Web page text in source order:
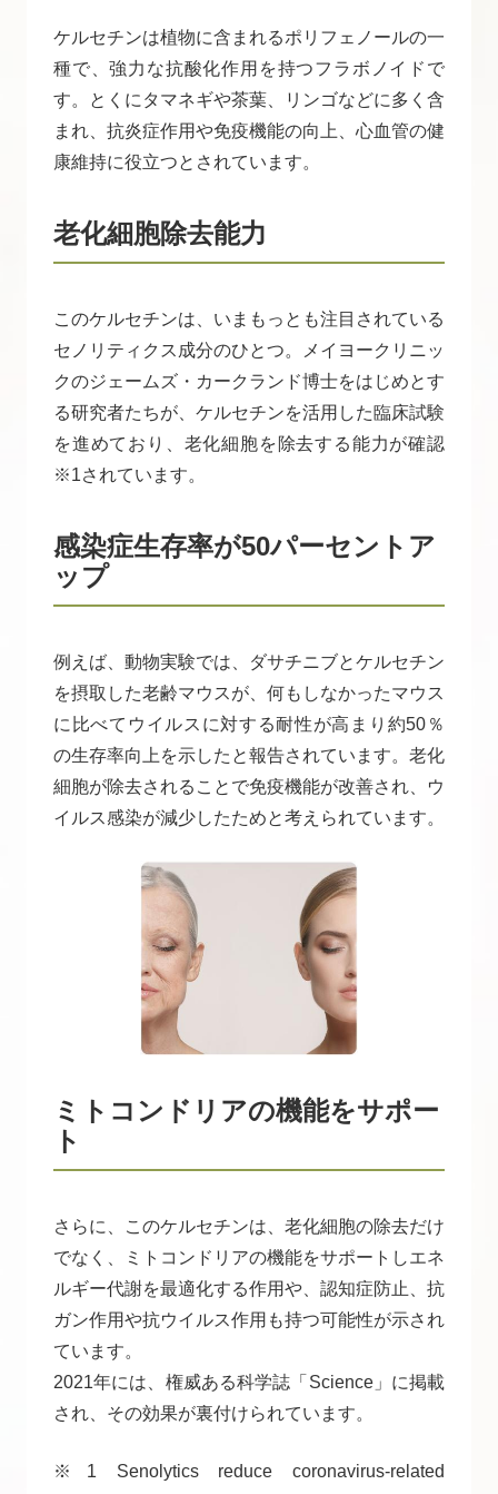
ケルセチンは植物に含まれるポリフェノールの一
種で、強力な抗酸化作用を持つフラボノイドで
す。とくにタマネギや茶葉、リンゴなどに多く含
まれ、抗炎症作用や免疫機能の向上、心血管の健
康維持に役立つとされています。
老化細胞除去能力
このケルセチンは、いまもっとも注目されている
セノリティクス成分のひとつ。メイヨークリニッ
クのジェームズ・カークランド博士をはじめとす
る研究者たちが、ケルセチンを活用した臨床試験
を進めており、老化細胞を除去する能力が確認
※1されています。
感染症生存率が50パーセントア
ップ
例えば、動物実験では、ダサチニブとケルセチン
を摂取した老齢マウスが、何もしなかったマウス
に比べてウイルスに対する耐性が高まり約50％
の生存率向上を示したと報告されています。老化
細胞が除去されることで免疫機能が改善され、ウ
イルス感染が減少したためと考えられています。
ミトコンドリアの機能をサポー
ト
さらに、このケルセチンは、老化細胞の除去だけ
でなく、ミトコンドリアの機能をサポートしエネ
ルギー代謝を最適化する作用や、認知症防止、抗
ガン作用や抗ウイルス作用も持つ可能性が示され
ています。
2021年には、権威ある科学誌「Science」に掲載
され、その効果が裏付けられています。
※1 Senolytics reduce coronavirus-related